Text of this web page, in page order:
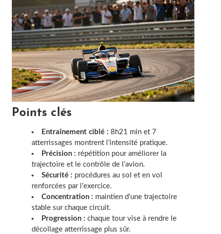
Points clés
Entraînement ciblé : 8h21 min et 7
atterrissages montrent l’intensité pratique.
Précision : répétition pour améliorer la
trajectoire et le contrôle de l’avion.
Sécurité : procédures au sol et en vol
renforcées par l’exercice.
Concentration : maintien d’une trajectoire
stable sur chaque circuit.
Progression : chaque tour vise à rendre le
décollage atterrissage plus sûr.